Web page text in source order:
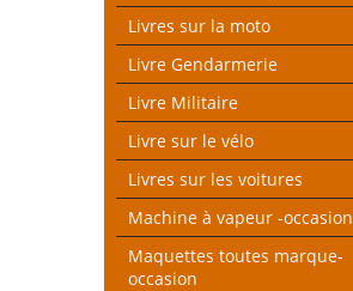
Livres sur la moto
Livre Gendarmerie
Livre Militaire
Livre sur le vélo
Livres sur les voitures
Machine à vapeur -occasion
Maquettes toutes marque-
occasion